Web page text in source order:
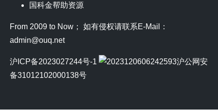
国科金帮助资源
From 2009 to Now； 如有侵权请联系E-Mail：
admin@ouq.net
沪ICP备2023027244号-1
沪公网安
备31012102000138号